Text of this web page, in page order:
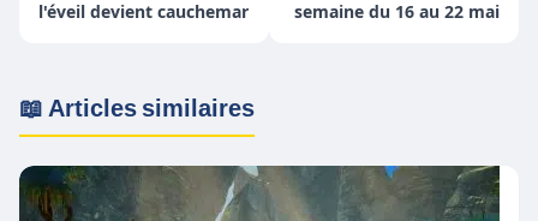
l'éveil devient cauchemar
semaine du 16 au 22 mai
📖 Articles similaires